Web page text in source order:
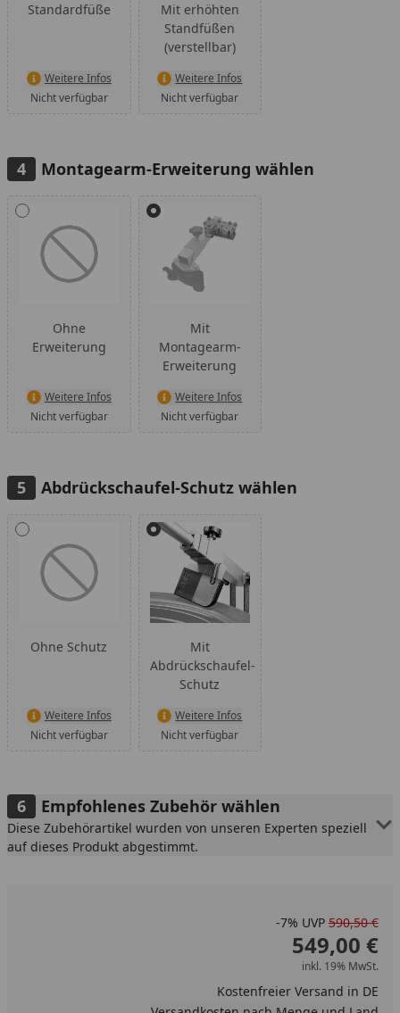
Standardfüße
Weitere Infos
Nicht verfügbar
Mit erhöhten
Standfüßen
(verstellbar)
Weitere Infos
Nicht verfügbar
Montagearm-Erweiterung wählen
Alle anzeigen (2)
Ohne
Erweiterung
Weitere Infos
Nicht verfügbar
Mit
Montagearm-
Erweiterung
Weitere Infos
Nicht verfügbar
Abdrückschaufel-Schutz wählen
Alle anzeigen (2)
Ohne Schutz
Weitere Infos
Nicht verfügbar
Mit
Abdrückschaufel-
Schutz
Weitere Infos
Nicht verfügbar
Empfohlenes Zubehör wählen
Diese Zubehörartikel wurden von unseren Experten speziell
auf dieses Produkt abgestimmt.
-7% UVP 590,50 €
549,00 €
inkl. 19% MwSt.
Kostenfreier Versand in DE